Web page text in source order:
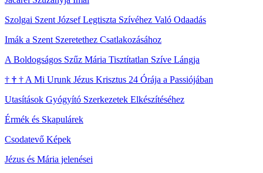
Szolgai Szent József Legtiszta Szívéhez Való Odaadás
Imák a Szent Szeretethez Csatlakozásához
A Boldogságos Szűz Mária Tisztítatlan Szíve Lángja
† † † A Mi Urunk Jézus Krisztus 24 Órája a Passiójában
Utasítások Gyógyító Szerkezetek Elkészítéséhez
Érmék és Skapulárek
Csodatevő Képek
Jézus és Mária jelenései